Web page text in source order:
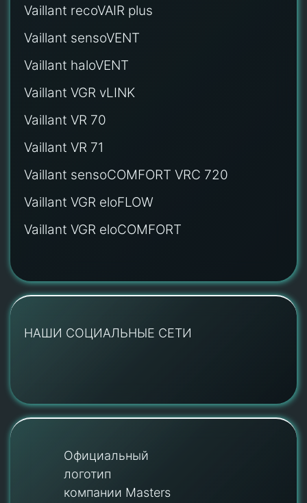
Vaillant recoVAIR plus
Vaillant sensoVENT
Vaillant haloVENT
Vaillant VGR vLINK
Vaillant VR 70
Vaillant VR 71
Vaillant sensoCOMFORT VRC 720
Vaillant VGR eloFLOW
Vaillant VGR eloCOMFORT
НАШИ СОЦИАЛЬНЫЕ СЕТИ
Официальный
логотип
компании Masters